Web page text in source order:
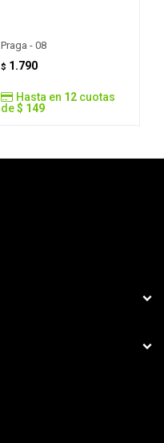
Praga - 08
$ 1.790
Hasta en 12 cuotas
de$ 149